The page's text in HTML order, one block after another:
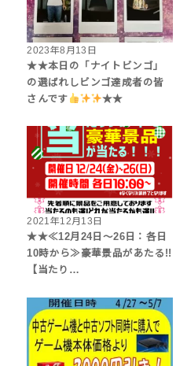
2023年8月13日
★★本日の「ナイトビンゴ」
の選ばれしビンゴ達成者の皆
さんです
★★
2021年12月13日
★★≪12月24日～26日：各日
10時から≫豪華景品があたる!!
【当たり…